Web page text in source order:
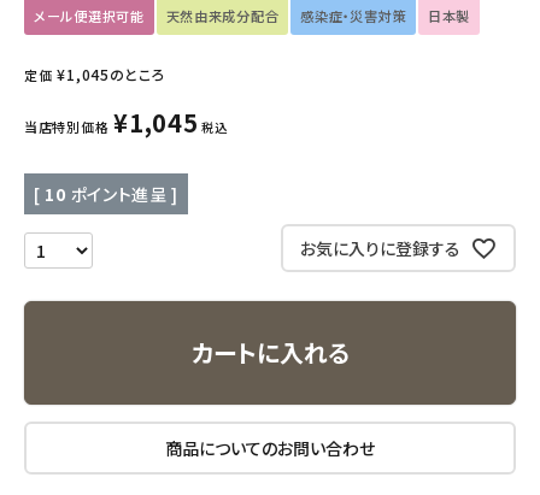
キッズ・ベビー・マタニティ
キッチン用品
ブランド
定期購入
メール便選択可能 天然由来成分配合 感染症・災害対策 日本製
定価 ¥1,045のところ
当店特別価格 ¥1,045 税込
[ 10 ポイント進呈 ]
お気に入りに登録する
カートに入れる
商品についてのお問い合わせ